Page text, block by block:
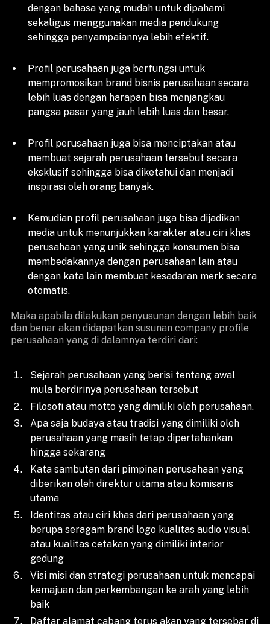
dengan bahasa yang mudah untuk dipahami
sekaligus menggunakan media pendukung
sehingga penyampaiannya lebih efektif.
Profil perusahaan juga berfungsi untuk
mempromosikan brand bisnis perusahaan secara
lebih luas dengan harapan bisa menjangkau
pangsa pasar yang jauh lebih luas dan besar.
Profil perusahaan juga bisa menciptakan atau
membuat sejarah perusahaan tersebut secara
eksklusif sehingga bisa diketahui dan menjadi
inspirasi oleh orang banyak.
Kemudian profil perusahaan juga bisa dijadikan
media untuk menunjukkan karakter atau ciri khas
perusahaan yang unik sehingga konsumen bisa
membedakannya dengan perusahaan lain atau
dengan kata lain membuat kesadaran merk secara
otomatis.
Maka apabila dilakukan penyusunan dengan lebih baik
dan benar akan didapatkan susunan company profile
perusahaan yang di dalamnya terdiri dari:
Sejarah perusahaan yang berisi tentang awal
mula berdirinya perusahaan tersebut
Filosofi atau motto yang dimiliki oleh perusahaan.
Apa saja budaya atau tradisi yang dimiliki oleh
perusahaan yang masih tetap dipertahankan
hingga sekarang
Kata sambutan dari pimpinan perusahaan yang
diberikan oleh direktur utama atau komisaris
utama
Identitas atau ciri khas dari perusahaan yang
berupa seragam brand logo kualitas audio visual
atau kualitas cetakan yang dimiliki interior
gedung
Visi misi dan strategi perusahaan untuk mencapai
kemajuan dan perkembangan ke arah yang lebih
baik
Daftar alamat cabang terus akan yang tersebar di